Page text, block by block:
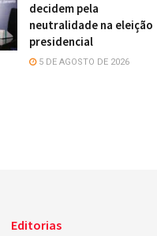
decidem pela
neutralidade na eleição
presidencial
5 DE AGOSTO DE 2026
Editorias